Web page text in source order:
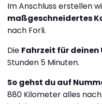
Im Anschluss erstellen
maßgeschneidertes
nach Forli.
Die Fahrzeit für deinen
Stunden 5 Minuten.
So gehst du auf
880 Kilometer alles